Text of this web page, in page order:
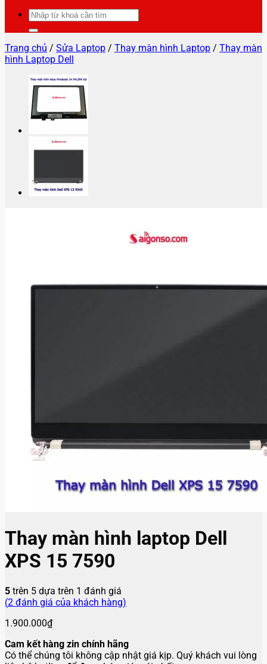
Tìm
kiếm:
Trang chủ / Sửa Laptop / Thay màn hình Laptop / Thay màn
hình Laptop Dell
Thay màn hình laptop Dell
XPS 15 7590
5 trên 5 dựa trên 1 đánh giá
(2 đánh giá của khách hàng)
1.900.000₫
Cam kết hàng zin chính hãng
Có thể chúng tôi không cập nhật giá kịp. Quý khách vui lòng